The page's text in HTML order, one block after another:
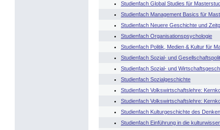
Studienfach Global Studies für
Studienfach Management Basics für
Studienfach Neuere Geschichte und
Studienfach Organisationspsychologie
Studienfach Politik, Medien & Kultur für
Studienfach Sozial- und
Studienfach Sozial- und
Studienfach Sozialgeschichte
Studienfach Volkswirtschaftslehre:
Studienfach Volkswirtschaftslehre:
Studienfach Kulturgeschichte des
Studienfach Einführung in die